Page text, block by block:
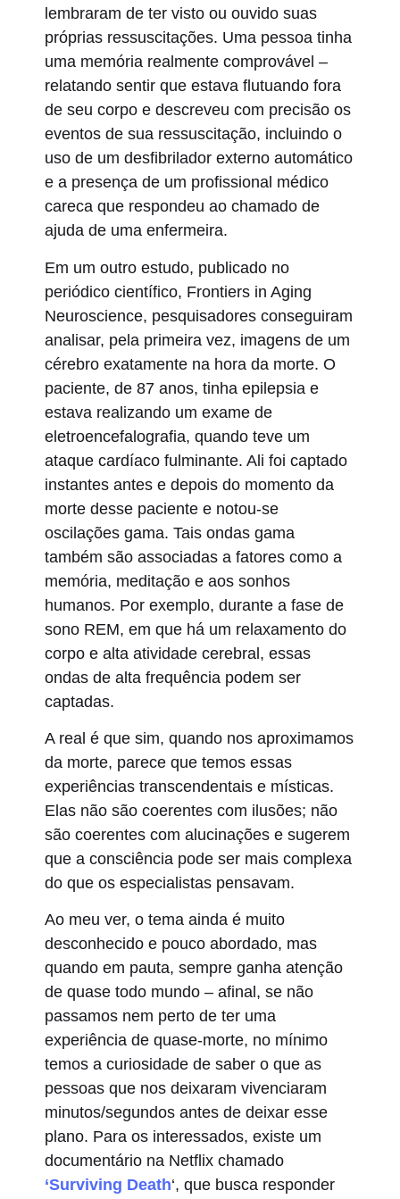
lembraram de ter visto ou ouvido suas
próprias ressuscitações. Uma pessoa tinha
uma memória realmente comprovável –
relatando sentir que estava flutuando fora
de seu corpo e descreveu com precisão os
eventos de sua ressuscitação, incluindo o
uso de um desfibrilador externo automático
e a presença de um profissional médico
careca que respondeu ao chamado de
ajuda de uma enfermeira.
Em um outro estudo, publicado no
periódico científico, Frontiers in Aging
Neuroscience, pesquisadores conseguiram
analisar, pela primeira vez, imagens de um
cérebro exatamente na hora da morte. O
paciente, de 87 anos, tinha epilepsia e
estava realizando um exame de
eletroencefalografia, quando teve um
ataque cardíaco fulminante. Ali foi captado
instantes antes e depois do momento da
morte desse paciente e notou-se
oscilações gama. Tais ondas gama
também são associadas a fatores como a
memória, meditação e aos sonhos
humanos. Por exemplo, durante a fase de
sono REM, em que há um relaxamento do
corpo e alta atividade cerebral, essas
ondas de alta frequência podem ser
captadas.
A real é que sim, quando nos aproximamos
da morte, parece que temos essas
experiências transcendentais e místicas.
Elas não são coerentes com ilusões; não
são coerentes com alucinações e sugerem
que a consciência pode ser mais complexa
do que os especialistas pensavam.
Ao meu ver, o tema ainda é muito
desconhecido e pouco abordado, mas
quando em pauta, sempre ganha atenção
de quase todo mundo – afinal, se não
passamos nem perto de ter uma
experiência de quase-morte, no mínimo
temos a curiosidade de saber o que as
pessoas que nos deixaram vivenciaram
minutos/segundos antes de deixar esse
plano. Para os interessados, existe um
documentário na Netflix chamado
‘Surviving Death‘, que busca responder